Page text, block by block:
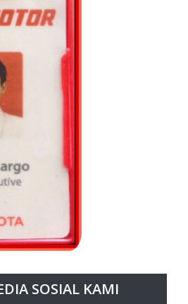
SOSIAL KAMI